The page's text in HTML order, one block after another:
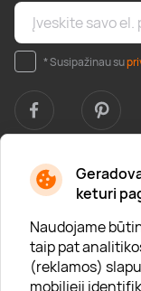
keturi
Naudojame
taip pat
(reklamos)
mobilieji
* Susipažinau su
Apie mus
Apie „Gera Dovana“
Lojalumo klubas
Karjera